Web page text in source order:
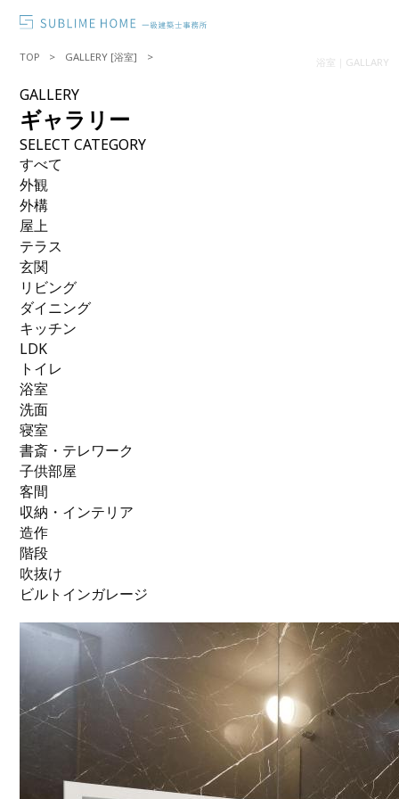
浴室｜GALLARY
TOP GALLERY [浴室]
GALLERY
ギャラリー
SELECT CATEGORY
すべて
外観
外構
屋上
テラス
玄関
リビング
ダイニング
キッチン
LDK
トイレ
浴室
洗面
寝室
書斎・テレワーク
子供部屋
客間
収納・インテリア
造作
階段
吹抜け
ビルトインガレージ